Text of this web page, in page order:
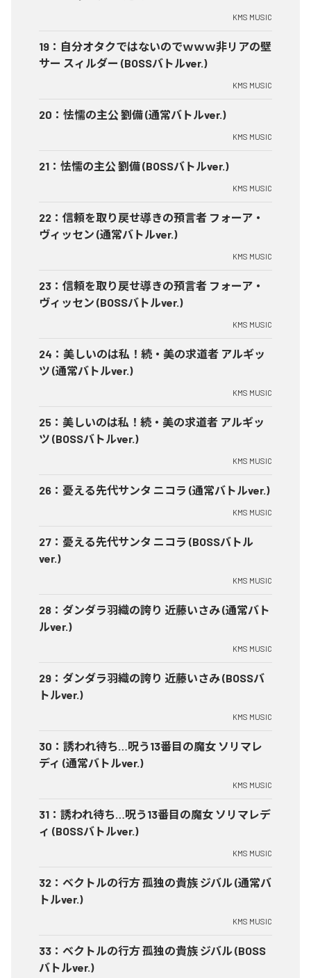
KMS MUSIC
19 ： 自分オタクではないのでｗｗｗ非リアの壁
サー スィルダー (BOSSバトルver.)
KMS MUSIC
20 ： 怯懦の主公 劉備 (通常バトルver.)
KMS MUSIC
21 ： 怯懦の主公 劉備 (BOSSバトルver.)
KMS MUSIC
22 ： 信頼を取り戻せ導きの預言者 フォーア・
ヴィッセン (通常バトルver.)
KMS MUSIC
23 ： 信頼を取り戻せ導きの預言者 フォーア・
ヴィッセン (BOSSバトルver.)
KMS MUSIC
24 ： 美しいのは私！続・美の求道者 アルギッ
ツ (通常バトルver.)
KMS MUSIC
25 ： 美しいのは私！続・美の求道者 アルギッ
ツ (BOSSバトルver.)
KMS MUSIC
26 ： 憂える先代サンタ ニコラ (通常バトルver.)
KMS MUSIC
27 ： 憂える先代サンタ ニコラ (BOSSバトル
ver.)
KMS MUSIC
28 ： ダンダラ羽織の誇り 近藤いさみ (通常バト
ルver.)
KMS MUSIC
29 ： ダンダラ羽織の誇り 近藤いさみ (BOSSバ
トルver.)
KMS MUSIC
30 ： 誘われ待ち…呪う13番目の魔女 ソリマレ
ディ (通常バトルver.)
KMS MUSIC
31 ： 誘われ待ち…呪う13番目の魔女 ソリマレデ
ィ (BOSSバトルver.)
KMS MUSIC
32 ： ベクトルの行方 孤独の貴族 ジバル (通常バ
トルver.)
KMS MUSIC
33 ： ベクトルの行方 孤独の貴族 ジバル (BOSS
バトルver.)